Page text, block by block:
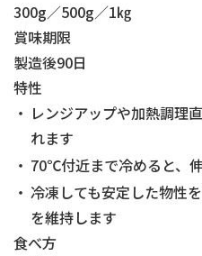
300g／500g／1㎏
賞味期限
製造後90日
特性
レンジアップや加熱調理
れます
70℃付近まで冷めると、
冷凍しても安定した物性
を維持します
食べ方